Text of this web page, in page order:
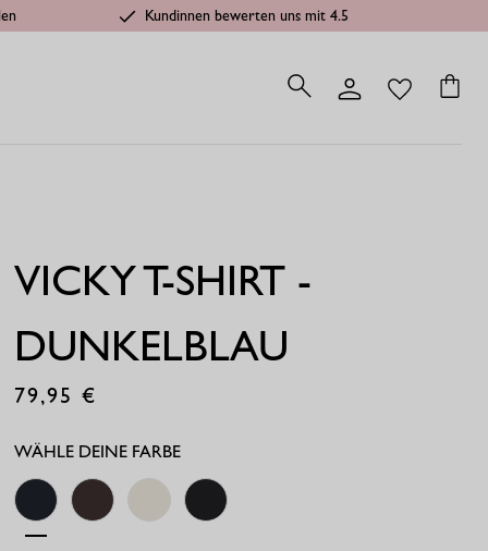
Kundinnen bewerten uns mit 4.5
VICKY T-SHIRT -
DUNKELBLAU
79,95
WÄHLE DEINE FARBE